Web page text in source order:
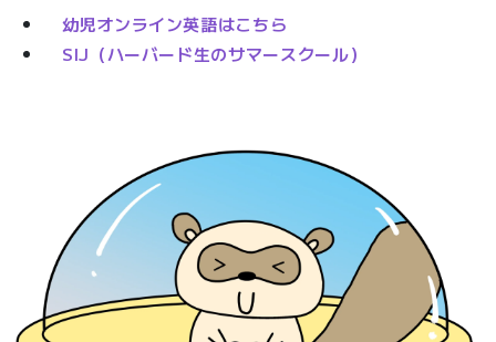
幼児オンライン英語はこちら
SIJ（ハーバード生のサマースクール）